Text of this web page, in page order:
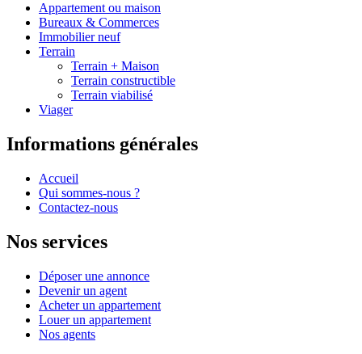
Appartement ou maison
Bureaux & Commerces
Immobilier neuf
Terrain
Terrain + Maison
Terrain constructible
Terrain viabilisé
Viager
Informations générales
Accueil
Qui sommes-nous ?
Contactez-nous
Nos services
Déposer une annonce
Devenir un agent
Acheter un appartement
Louer un appartement
Nos agents